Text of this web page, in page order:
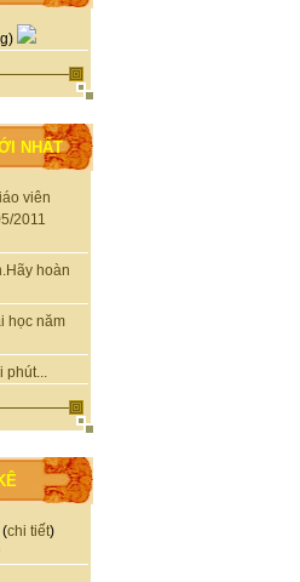
NHẤT
viên
2011
hoàn
học năm
phút...
chi tiết)